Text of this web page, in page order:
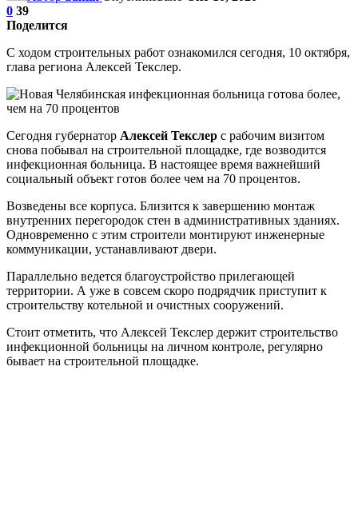
0 39
Поделится
С ходом строительных работ ознакомился сегодня, 10 октября,
глава региона Алексей Текслер.
Сегодня губернатор Алексей Текслер с рабочим визитом
снова побывал на строительной площадке, где возводится
инфекционная больница. В настоящее время важнейший
социальный объект готов более чем на 70 процентов.
Возведены все корпуса. Близится к завершению монтаж
внутренних перегородок стен в административных зданиях.
Одновременно с этим строители монтируют инженерные
коммуникации, устанавливают двери.
Параллельно ведется благоустройство прилегающей
территории. А уже в совсем скоро подрядчик приступит к
строительству котельной и очистных сооружений.
Стоит отметить, что Алексей Текслер держит строительство
инфекционной больницы на личном контроле, регулярно
бывает на строительной площадке.